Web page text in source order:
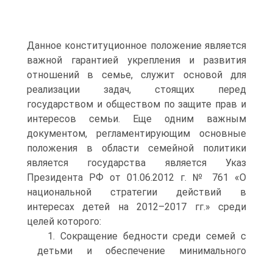
Данное конституционное положение является
важной гарантией укрепления и развития
отношений в семье, служит основой для
реализации задач, стоящих перед
государством и обществом по защите прав и
интересов семьи. Еще одним важным
документом, регламентирующим основные
положения в области семейной политики
является государства является Указ
Президента РФ от 01.06.2012 г. № 761 «О
национальной стратегии действий в
интересах детей на 2012–2017 гг.» среди
целей которого:
1. Сокращение бедности среди семей с
детьми и обеспечение минимального